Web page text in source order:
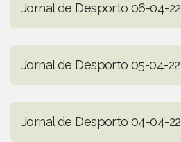
Jornal de Desporto 06-04-22
Jornal de Desporto 05-04-22
Jornal de Desporto 04-04-22